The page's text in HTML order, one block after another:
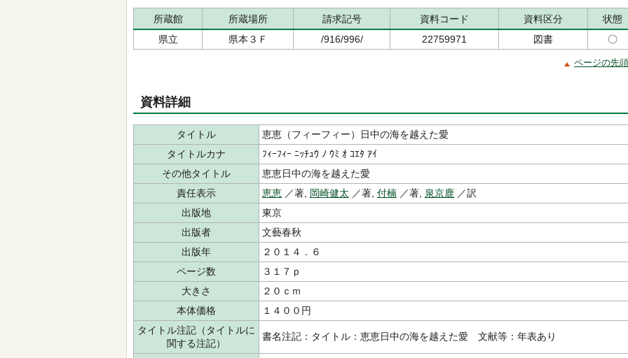
所蔵館 所蔵場所 請求記号 資料コード 資料区分
状態
県立
県本３Ｆ /916/996/ 22759971 図書 〇
ページの先
資料詳細
タイトル
恵恵（フィーフィー）日中の海を越えた愛
タイトルカナ
ﾌｨｰﾌｨｰ ﾆｯﾁｭｳ ﾉ ｳﾐ ｵ ｺｴﾀ ｱｲ
その他タイトル
恵恵日中の海を越えた愛
責任表示
恵恵 ／著, 岡崎健太 ／著, 付楠 ／著, 泉京鹿 ／訳
出版地
東京
出版者
文藝春秋
出版年
２０１４．６
ページ数
３１７ｐ
大きさ
２０ｃｍ
本体価格
１４００円
タイトル注記（タイトルに
関する注記）
書名注記：タイトル：恵恵日中の海を越えた愛 文献等：年表あり